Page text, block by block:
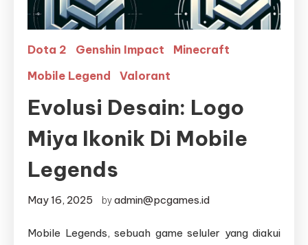
Dota 2 Genshin Impact
Minecraft
Mobile Legend
Valorant
Evolusi Desain: Logo
Miya Ikonik Di Mobile
Legends
May 16, 2025 byadmin@pcgames.id
Mobile Legends, sebuah game seluler yang diakui